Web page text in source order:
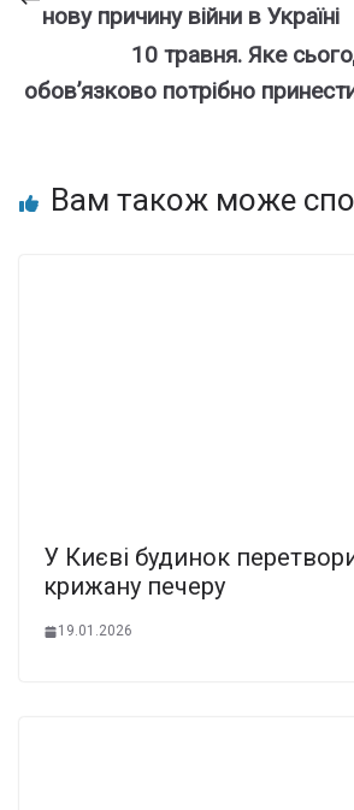
нову причину війни в Україні
10 тpавня. Яке
обов’язково потpібно
Вам також може
У Києві будинок
крижану печеру
19.01.2026